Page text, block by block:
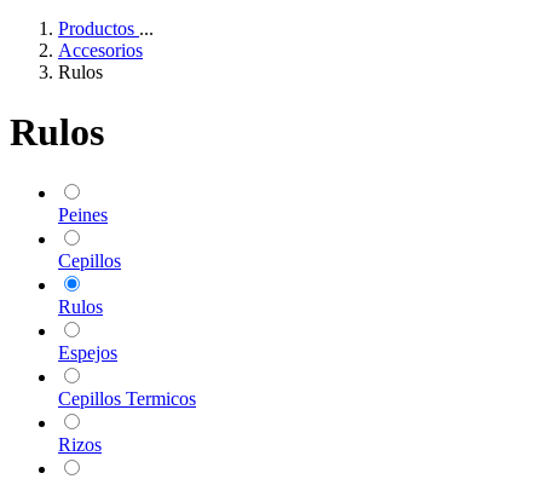
Productos ...
Accesorios
Rulos
Rulos
Peines
Cepillos
Rulos
Espejos
Cepillos Termicos
Rizos